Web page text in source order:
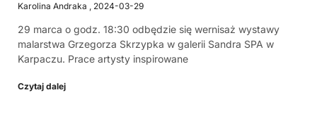
Karolina Andraka 2024-03-29
29 marca o godz. 18:30 odbędzie się wernisaż wystawy
malarstwa Grzegorza Skrzypka w galerii Sandra SPA w
Karpaczu. Prace artysty inspirowane
Czytaj dalej